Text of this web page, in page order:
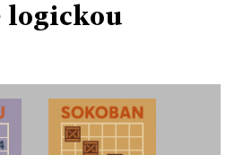
logickou